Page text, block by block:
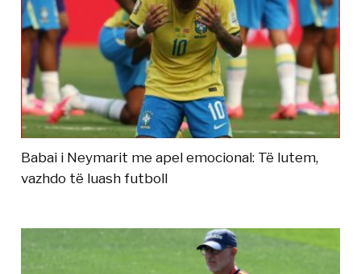
Babai i Neymarit me apel emocional: Të lutem,
vazhdo të luash futboll